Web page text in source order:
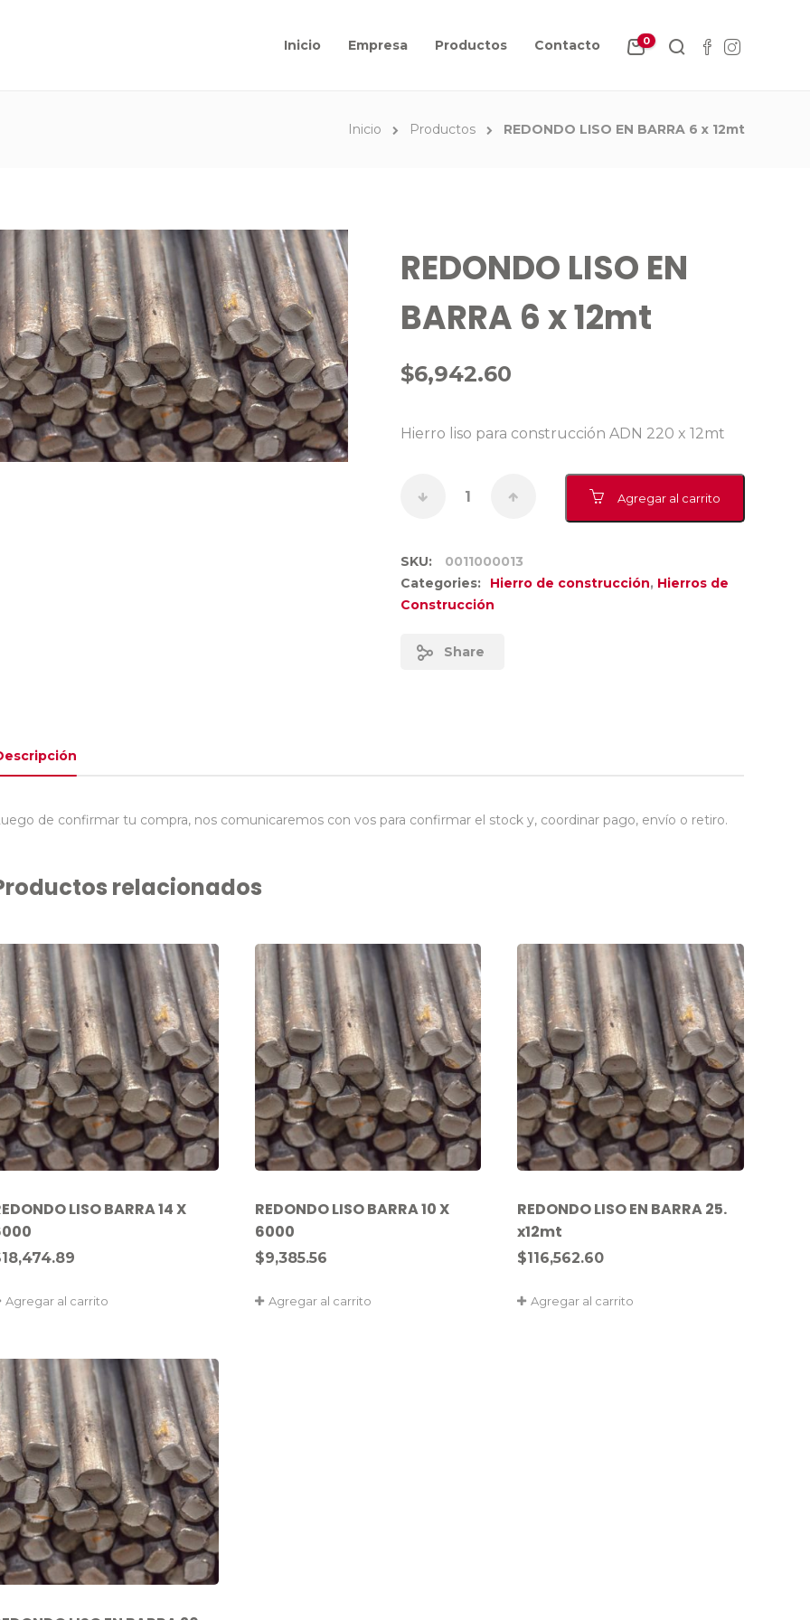
Inicio Empresa Productos Contacto 0
Inicio Productos REDONDO LISO EN BARRA 6 x 12mt
REDONDO LISO EN
BARRA 6 x 12mt
$6,942.60
Hierro liso para construcción ADN 220 x 12mt
Agregar al carrito
SKU:
0011000013
Categories:
Hierro de construcción, Hierros de
Construcción
Share
de confirmar tu compra, nos comunicaremos con vos para confirmar el stock y, coordinar pago, envío o retiro.
relacionados
LISO BARRA 14 X
18,474.89
Agregar al carrito
REDONDO LISO BARRA 10 X
6000
$9,385.56
Agregar al carrito
REDONDO LISO EN BARRA 25.
x12mt
$116,562.60
Agregar al carrito